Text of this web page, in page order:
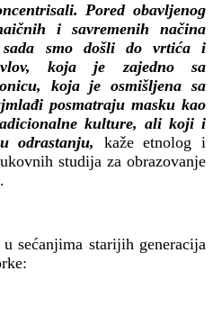
Pored obavljenog
i savremenih načina
sada smo došli do vrtića i
koja je zajedno sa
koja je osmišljena sa
posmatraju masku kao
kulture, ali koji i
odrastanju, kaže etnolog i
studija za obrazovanje
sećanjima starijih generacija